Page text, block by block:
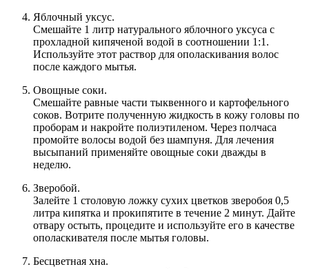
Яблочный уксус.
Смешайте 1 литр натурального яблочного уксуса с
прохладной кипяченой водой в соотношении 1:1.
Используйте этот раствор для ополаскивания волос
после каждого мытья.
Овощные соки.
Смешайте равные части тыквенного и картофельного
соков. Вотрите полученную жидкость в кожу головы по
проборам и накройте полиэтиленом. Через полчаса
промойте волосы водой без шампуня. Для лечения
высыпаний применяйте овощные соки дважды в
неделю.
Зверобой.
Залейте 1 столовую ложку сухих цветков зверобоя 0,5
литра кипятка и прокипятите в течение 2 минут. Дайте
отвару остыть, процедите и используйте его в качестве
ополаскивателя после мытья головы.
Бесцветная хна.